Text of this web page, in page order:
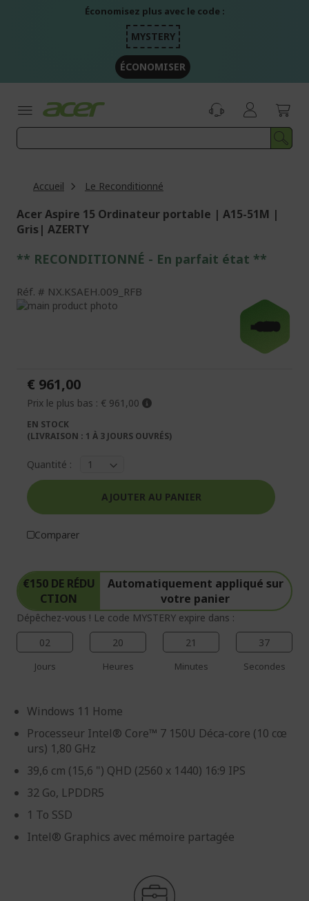
Économisez plus avec le code :
MYSTERY
ÉCONOMISER
Accueil Le Reconditionné
Acer Aspire 15 Ordinateur portable | A15-51M |
Gris| AZERTY
** RECONDITIONNÉ - En parfait état **
Réf. NX.KSAEH.009_RFB
Passer
galerie
d’images
-€150
Galerie
d’images
€150 DE RÉDU
CTION
Automatiquement appliqué sur
votre panier
Dépêchez-vous ! Le code MYSTERY expire dans :
02
Jours
20
Heures
21
Minutes
37
Secondes
Windows 11 Home
Processeur Intel® Core™ 7 150U Déca-core (10 cœ
urs) 1,80 GHz
39,6 cm (15,6 ") QHD (2560 x 1440) 16:9 IPS
32 Go, LPDDR5
1 To SSD
Intel® Graphics avec mémoire partagée
€ 961,00
Prix le plus bas : € 961,00
EN STOCK
(LIVRAISON : 1 À 3 JOURS OUVRÉS)
Quantité :
AJOUTER AU PANIER
Comparer